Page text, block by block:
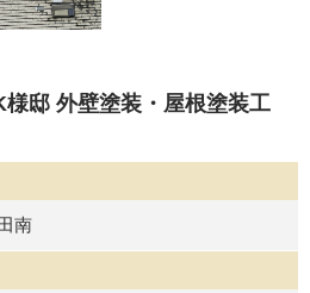
様邸 外壁塗装・屋根塗装工
南